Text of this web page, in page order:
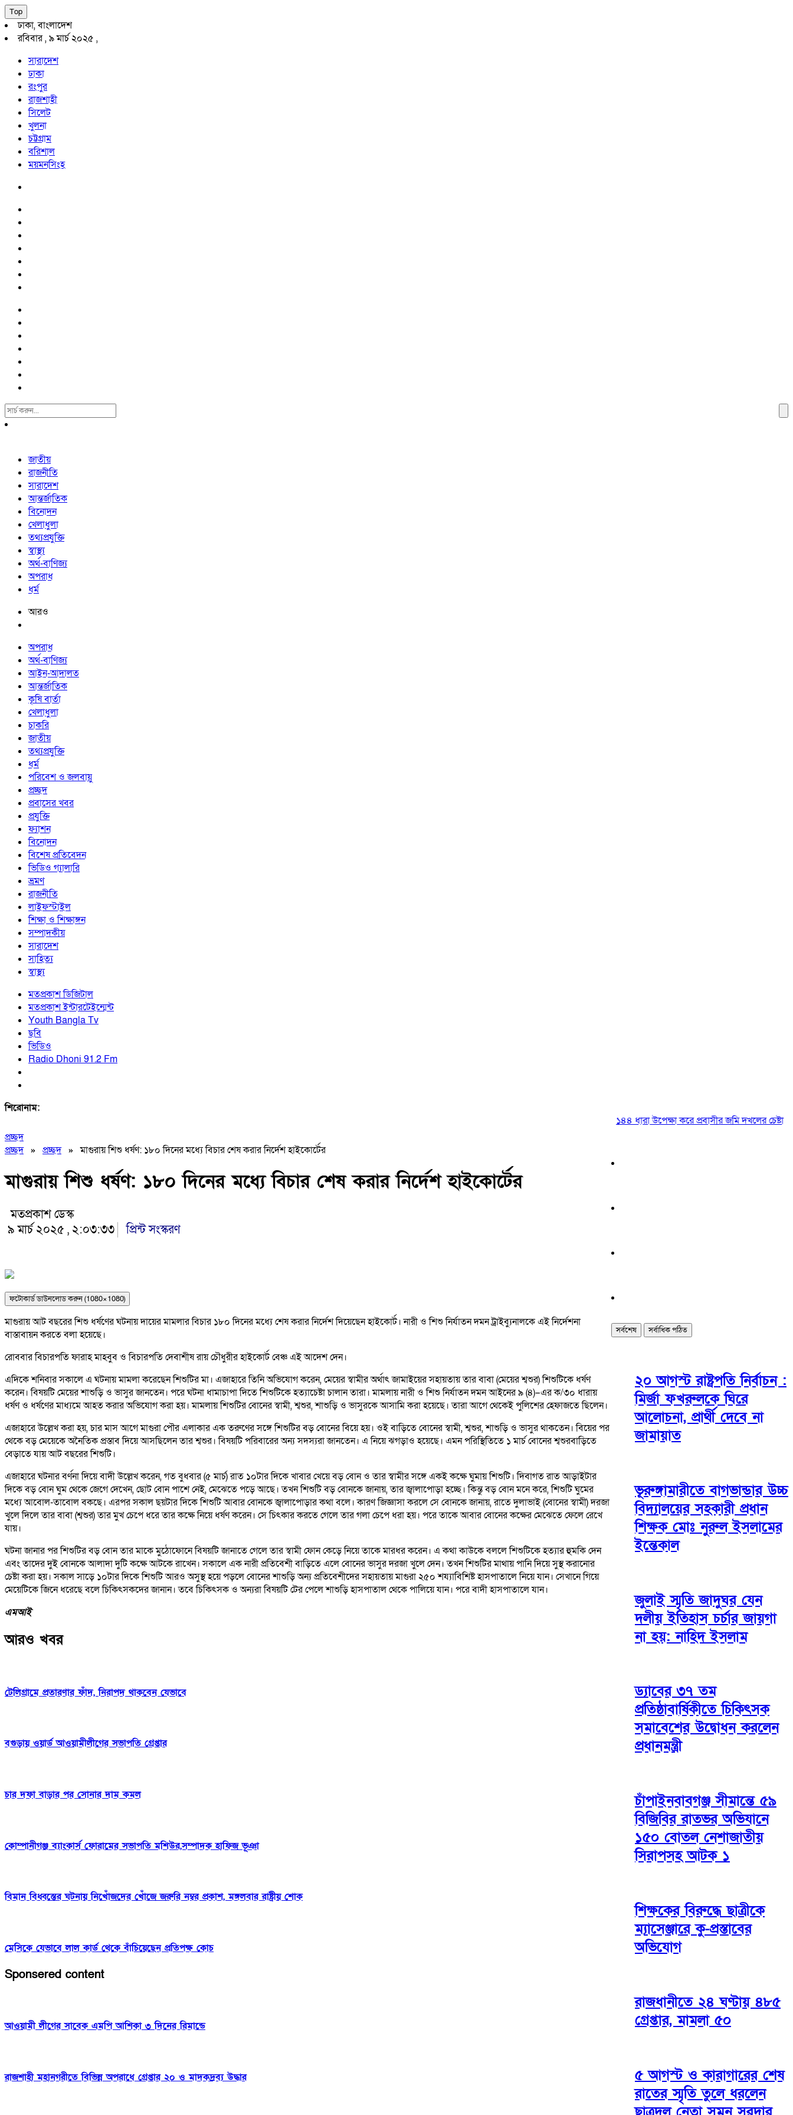
Top
ঢাকা, বাংলাদেশ
রবিবার , ৯ মার্চ ২০২৫ ,
সারাদেশ
ঢাকা
রংপুর
রাজশাহী
সিলেট
খুলনা
চট্টগ্রাম
বরিশাল
ময়মনসিংহ
Search
For:
জাতীয়
রাজনীতি
সারাদেশ
আন্তর্জাতিক
বিনোদন
খেলাধুলা
তথ্যপ্রযুক্তি
স্বাস্থ্য
অর্থ-বাণিজ্য
অপরাধ
ধর্ম
আরও
অপরাধ
অর্থ-বাণিজ্য
আইন-আদালত
আন্তর্জাতিক
কৃষি বার্তা
খেলাধুলা
চাকরি
জাতীয়
তথ্যপ্রযুক্তি
ধর্ম
পরিবেশ ও জলবায়ু
প্রচ্ছদ
প্রবাসের খবর
প্রযুক্তি
ফ্যাশন
বিনোদন
বিশেষ প্রতিবেদন
ভিডিও গ্যালারি
ভ্রমণ
রাজনীতি
লাইফস্টাইল
শিক্ষা ও শিক্ষাঙ্গন
সম্পাদকীয়
সারাদেশ
সাহিত্য
স্বাস্থ্য
মতপ্রকাশ ডিজিটাল
মতপ্রকাশ ইন্টারটেইন্মেন্ট
Youth Bangla Tv
ছবি
ভিডিও
Radio Dhoni 91.2 Fm
শিরোনাম:
১৪৪ ধারা উপেক্ষা করে প্রবাসীর জমি দখলের চেষ্টা|
প্রচ্ছদ
প্রচ্ছদ» প্রচ্ছদ»মাগুরায় শিশু ধর্ষণ: ১৮০ দিনের মধ্যে বিচার শেষ করার নির্দেশ হাইকোর্টের
মাগুরায় শিশু ধর্ষণ: ১৮০ দিনের মধ্যে বিচার শেষ করার নির্দেশ হাইকোর্টের
মতপ্রকাশ ডেস্ক
৯ মার্চ ২০২৫ , ২:০৩:৩৩
প্রিন্ট সংস্করণ
ফটোকার্ড ডাউনলোড করুন (1080×1080)
মাগুরায় আট বছরের শিশু ধর্ষণের ঘটনায় দায়ের মামলার বিচার ১৮০ দিনের মধ্যে শেষ করার নির্দেশ দিয়েছেন হাইকোর্ট। নারী ও শিশু নির্যাতন দমন ট্রাইব্যুনালকে এই নির্দেশনা
বাস্তাবায়ন করতে বলা হয়েছে।
রোববার বিচারপতি ফারাহ মাহবুব ও বিচারপতি দেবাশীষ রায় চৌধুরীর হাইকোর্ট বেঞ্চ এই আদেশ দেন।
এদিকে শনিবার সকালে এ ঘটনায় মামলা করেছেন শিশুটির মা। এজাহারে তিনি অভিযোগ করেন, মেয়ের স্বামীর অর্থাৎ জামাইয়ের সহায়তায় তার বাবা (মেয়ের শ্বশুর) শিশুটিকে ধর্ষণ
করেন। বিষয়টি মেয়ের শাশুড়ি ও ভাসুর জানতেন। পরে ঘটনা ধামাচাপা দিতে শিশুটিকে হত্যাচেষ্টা চালান তারা। মামলায় নারী ও শিশু নির্যাতন দমন আইনের ৯ (৪)–এর ক/৩০ ধারায়
ধর্ষণ ও ধর্ষণের মাধ্যমে আহত করার অভিযোগ করা হয়। মামলায় শিশুটির বোনের স্বামী, শ্বশুর, শাশুড়ি ও ভাসুরকে আসামি করা হয়েছে। তারা আগে থেকেই পুলিশের হেফাজতে ছিলেন।
এজাহারে উল্লেখ করা হয়, চার মাস আগে মাগুরা পৌর এলাকার এক তরুণের সঙ্গে শিশুটির বড় বোনের বিয়ে হয়। ওই বাড়িতে বোনের স্বামী, শ্বশুর, শাশুড়ি ও ভাসুর থাকতেন। বিয়ের পর
থেকে বড় মেয়েকে অনৈতিক প্রস্তাব দিয়ে আসছিলেন তার শ্বশুর। বিষয়টি পরিবারের অন্য সদস্যরা জানতেন। এ নিয়ে ঝগড়াও হয়েছে। এমন পরিস্থিতিতে ১ মার্চ বোনের শ্বশুরবাড়িতে
বেড়াতে যায় আট বছরের শিশুটি।
এজাহারে ঘটনার বর্ণনা দিয়ে বাদী উল্লেখ করেন, গত বুধবার (৫ মার্চ) রাত ১০টার দিকে খাবার খেয়ে বড় বোন ও তার স্বামীর সঙ্গে একই কক্ষে ঘুমায় শিশুটি। দিবাগত রাত আড়াইটার
দিকে বড় বোন ঘুম থেকে জেগে দেখেন, ছোট বোন পাশে নেই, মেঝেতে পড়ে আছে। তখন শিশুটি বড় বোনকে জানায়, তার জ্বালাপোড়া হচ্ছে। কিন্তু বড় বোন মনে করে, শিশুটি ঘুমের
মধ্যে আবোল-তাবোল বকছে। এরপর সকাল ছয়টার দিকে শিশুটি আবার বোনকে জ্বালাপোড়ার কথা বলে। কারণ জিজ্ঞাসা করলে সে বোনকে জানায়, রাতে দুলাভাই (বোনের স্বামী) দরজা
খুলে দিলে তার বাবা (শ্বশুর) তার মুখ চেপে ধরে তার কক্ষে নিয়ে ধর্ষণ করেন। সে চিৎকার করতে গেলে তার গলা চেপে ধরা হয়। পরে তাকে আবার বোনের কক্ষের মেঝেতে ফেলে রেখে
যায়।
ঘটনা জানার পর শিশুটির বড় বোন তার মাকে মুঠোফোনে বিষয়টি জানাতে গেলে তার স্বামী ফোন কেড়ে নিয়ে তাকে মারধর করেন। এ কথা কাউকে বললে শিশুটিকে হত্যার হুমকি দেন
এবং তাদের দুই বোনকে আলাদা দুটি কক্ষে আটকে রাখেন। সকালে এক নারী প্রতিবেশী বাড়িতে এলে বোনের ভাসুর দরজা খুলে দেন। তখন শিশুটির মাথায় পানি দিয়ে সুস্থ করানোর
চেষ্টা করা হয়। সকাল সাড়ে ১০টার দিকে শিশুটি আরও অসুস্থ হয়ে পড়লে বোনের শাশুড়ি অন্য প্রতিবেশীদের সহায়তায় মাগুরা ২৫০ শয্যাবিশিষ্ট হাসপাতালে নিয়ে যান। সেখানে গিয়ে
মেয়েটিকে জিনে ধরেছে বলে চিকিৎসকদের জানান। তবে চিকিৎসক ও অন্যরা বিষয়টি টের পেলে শাশুড়ি হাসপাতাল থেকে পালিয়ে যান। পরে বাদী হাসপাতালে যান।
এমআই
আরও খবর
টেলিগ্রামে প্রতারণার ফাঁদ, নিরাপদ থাকবেন যেভাবে
বগুড়ায় ওয়ার্ড আওয়ামীলীগের সভাপতি গ্রেপ্তার
চার দফা বাড়ার পর সোনার দাম কমল
কোম্পানীগঞ্জ ব্যাংকার্স ফোরামের সভাপতি মশিউর,সম্পাদক হাফিজ ভূঞা
বিমান বিধ্বস্তের ঘটনায় নিখোঁজদের খোঁজে জরুরি নম্বর প্রকাশ, মঙ্গলবার রাষ্ট্রীয় শোক
মেসিকে যেভাবে লাল কার্ড থেকে বাঁচিয়েছেন প্রতিপক্ষ কোচ
Sponsered content
আওয়ামী লীগের সাবেক এমপি আশিকা ৩ দিনের রিমান্ডে
রাজশাহী মহানগরীতে বিভিন্ন অপরাধে গ্রেপ্তার ২০ ও মাদকদ্রব্য উদ্ধার
সর্বশেষ সর্বাধিক পঠিত
২০ আগস্ট রাষ্ট্রপতি নির্বাচন :
মির্জা ফখরুলকে ঘিরে
আলোচনা, প্রার্থী দেবে না
জামায়াত
ভূরুঙ্গামারীতে বাগভান্ডার উচ্চ
বিদ্যালয়ের সহকারী প্রধান
শিক্ষক মোঃ নুরুল ইসলামের
ইন্তেকাল
জুলাই স্মৃতি জাদুঘর যেন
দলীয় ইতিহাস চর্চার জায়গা
না হয়: নাহিদ ইসলাম
ড্যাবের ৩৭ তম
প্রতিষ্ঠাবার্ষিকীতে চিকিৎসক
সমাবেশের উদ্বোধন করলেন
প্রধানমন্ত্রী
চাঁপাইনবাবগঞ্জ সীমান্তে ৫৯
বিজিবির রাতভর অভিযানে
১৫০ বোতল নেশাজাতীয়
সিরাপসহ আটক ১
শিক্ষকের বিরুদ্ধে ছাত্রীকে
ম্যাসেঞ্জারে কু-প্রস্তাবের
অভিযোগ
রাজধানীতে ২৪ ঘণ্টায় ৪৮৫
গ্রেপ্তার, মামলা ৫০
৫ আগস্ট ও কারাগারের শেষ
রাতের স্মৃতি তুলে ধরলেন